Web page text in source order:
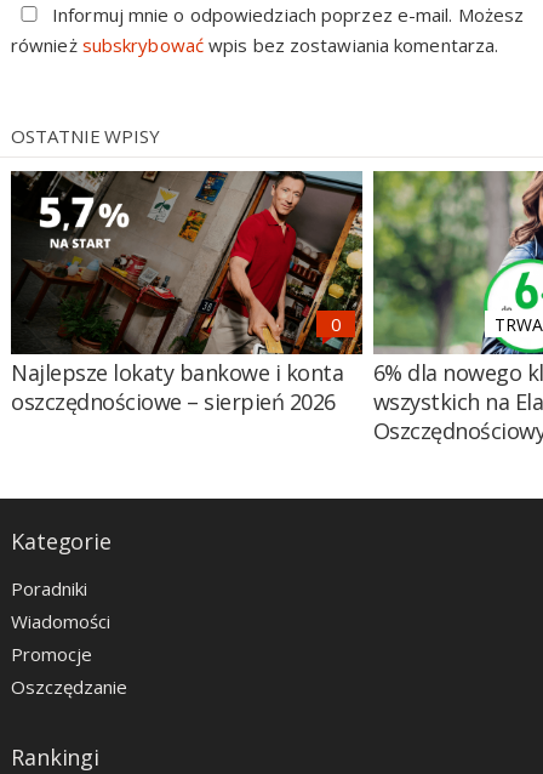
Informuj mnie o odpowiedziach poprzez e-mail. Możesz
również subskrybowaćwpis bez zostawiania komentarza.
OSTATNIE WPISY
Najlepsze lokaty bankowe i konta
oszczędnościowe – sierpień 2026
6% dla nowego
wszystkich na
Kategorie
Poradniki
Wiadomości
Promocje
Oszczędzanie
Rankingi